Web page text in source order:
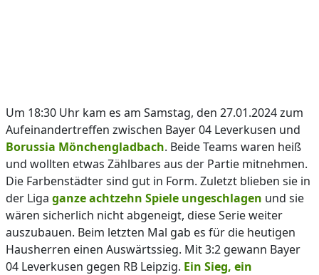
Um 18:30 Uhr kam es am Samstag, den 27.01.2024 zum
Aufeinandertreffen zwischen Bayer 04 Leverkusen und
Borussia Mönchengladbach. Beide Teams waren heiß
und wollten etwas Zählbares aus der Partie mitnehmen.
Die Farbenstädter sind gut in Form. Zuletzt blieben sie in
der Liga ganze achtzehn Spiele ungeschlagen und sie
wären sicherlich nicht abgeneigt, diese Serie weiter
auszubauen. Beim letzten Mal gab es für die heutigen
Hausherren einen Auswärtssieg. Mit 3:2 gewann Bayer
04 Leverkusen gegen RB Leipzig. Ein Sieg, ein